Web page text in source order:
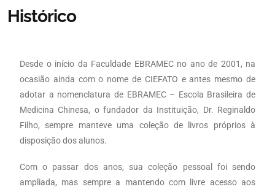
Histórico
Desde o início da Faculdade EBRAMEC no ano de 2001, na
ocasião ainda com o nome de CIEFATO e antes mesmo de
adotar a nomenclatura de EBRAMEC – Escola Brasileira de
Medicina Chinesa, o fundador da Instituição, Dr. Reginaldo
Filho, sempre manteve uma coleção de livros próprios à
disposição dos alunos.
Com o passar dos anos, sua coleção pessoal foi sendo
ampliada, mas sempre a mantendo com livre acesso aos